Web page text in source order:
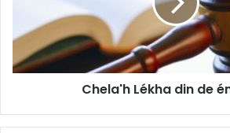
Chela'h Lékha din de